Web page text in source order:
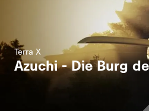
Terra X
Azuchi - Die Burg